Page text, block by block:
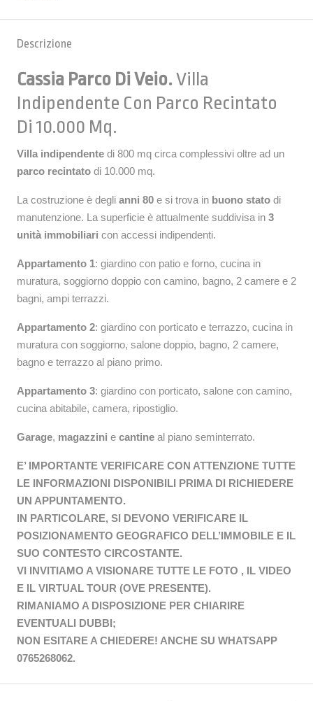
Descrizione
Cassia Parco Di Veio.Villa
Indipendente Con Parco Recintato
Di 10.000 Mq.
Villa indipendente di 800 mq circa complessivi oltre ad un
parco recintato di 10.000 mq.
La costruzione è degli anni 80 e si trova in buono stato di
manutenzione. La superficie è attualmente suddivisa in 3
unità immobiliari con accessi indipendenti.
Appartamento 1: giardino con patio e forno, cucina in
muratura, soggiorno doppio con camino, bagno, 2 camere e 2
bagni, ampi terrazzi.
Appartamento 2: giardino con porticato e terrazzo, cucina in
muratura con soggiorno, salone doppio, bagno, 2 camere,
bagno e terrazzo al piano primo.
Appartamento 3: giardino con porticato, salone con camino,
cucina abitabile, camera, ripostiglio.
Garage, magazzini e cantine al piano seminterrato.
E’ IMPORTANTE VERIFICARE CON ATTENZIONE TUTTE
LE INFORMAZIONI DISPONIBILI PRIMA DI RICHIEDERE
UN APPUNTAMENTO.
IN PARTICOLARE, SI DEVONO VERIFICARE IL
POSIZIONAMENTO GEOGRAFICO DELL’IMMOBILE E IL
SUO CONTESTO CIRCOSTANTE.
VI INVITIAMO A VISIONARE TUTTE LE FOTO , IL VIDEO
E IL VIRTUAL TOUR (OVE PRESENTE).
RIMANIAMO A DISPOSIZIONE PER CHIARIRE
EVENTUALI DUBBI;
NON ESITARE A CHIEDERE! ANCHE SU WHATSAPP
0765268062.